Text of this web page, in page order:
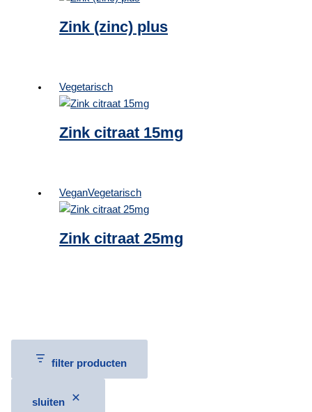
filter producten
sluiten
Zink (zinc) plus
Vegetarisch
Zink citraat 15mg
VeganVegetarisch
Zink citraat 25mg